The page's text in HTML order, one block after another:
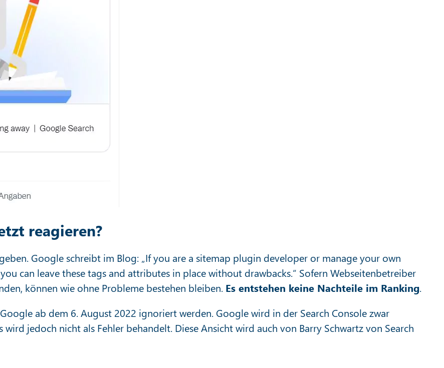
reagieren?
geben. Google schreibt im Blog: „If you are a sitemap plugin developer or manage your own
can leave these tags and attributes in place without drawbacks.“ Sofern Webseitenbetreiber
können wie ohne Probleme bestehen bleiben. Es entstehen keine Nachteile im Ranking.
ab dem 6. August 2022 ignoriert werden. Googlewird in der Search Console zwar
wird jedoch nicht als Fehler behandelt. Diese Ansicht wird auch von Barry Schwartz von Search